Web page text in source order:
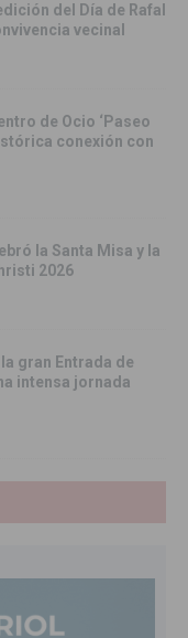
del Día de Rafal
vecinal
de Ocio ‘Paseo
conexión con
la Santa Misa y la
2026
gran Entrada de
intensa jornada